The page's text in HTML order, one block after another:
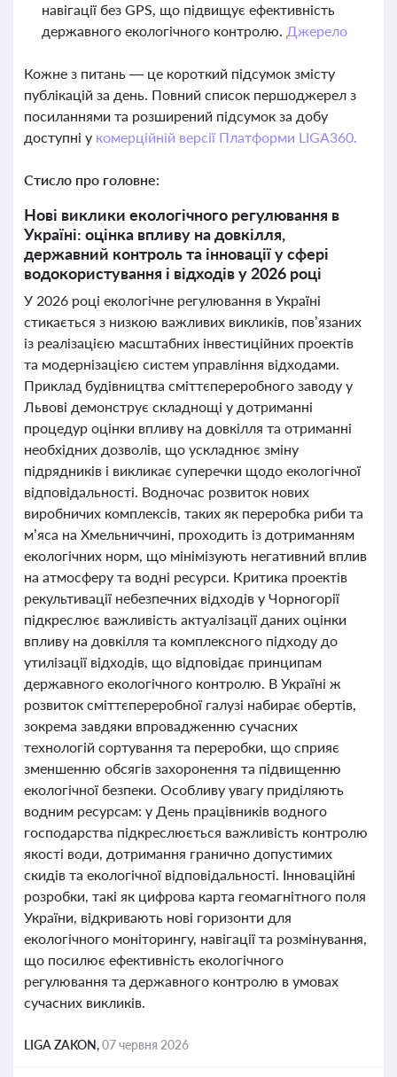
навігації без GPS, що підвищує ефективність
державного екологічного контролю. Джерело
Кожне з питань — це короткий підсумок змісту
публікацій за день. Повний список першоджерел з
посиланнями та розширений підсумок за добу
доступні у комерційній версії Платформи LIGA360.
Стисло про головне:
Нові виклики екологічного регулювання в
Україні: оцінка впливу на довкілля,
державний контроль та інновації у сфері
водокористування і відходів у 2026 році
У 2026 році екологічне регулювання в Україні
стикається з низкою важливих викликів, пов’язаних
із реалізацією масштабних інвестиційних проектів
та модернізацією систем управління відходами.
Приклад будівництва сміттєпереробного заводу у
Львові демонструє складнощі у дотриманні
процедур оцінки впливу на довкілля та отриманні
необхідних дозволів, що ускладнює зміну
підрядників і викликає суперечки щодо екологічної
відповідальності. Водночас розвиток нових
виробничих комплексів, таких як переробка риби та
м’яса на Хмельниччині, проходить із дотриманням
екологічних норм, що мінімізують негативний вплив
на атмосферу та водні ресурси. Критика проектів
рекультивації небезпечних відходів у Чорногорії
підкреслює важливість актуалізації даних оцінки
впливу на довкілля та комплексного підходу до
утилізації відходів, що відповідає принципам
державного екологічного контролю. В Україні ж
розвиток сміттєпереробної галузі набирає обертів,
зокрема завдяки впровадженню сучасних
технологій сортування та переробки, що сприяє
зменшенню обсягів захоронення та підвищенню
екологічної безпеки. Особливу увагу приділяють
водним ресурсам: у День працівників водного
господарства підкреслюється важливість контролю
якості води, дотримання гранично допустимих
скидів та екологічної відповідальності. Інноваційні
розробки, такі як цифрова карта геомагнітного поля
України, відкривають нові горизонти для
екологічного моніторингу, навігації та розмінування,
що посилює ефективність екологічного
регулювання та державного контролю в умовах
сучасних викликів.
LIGA ZAKON,07 червня 2026